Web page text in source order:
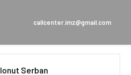
callcenter.imz@gmail.com
Ionut Serban